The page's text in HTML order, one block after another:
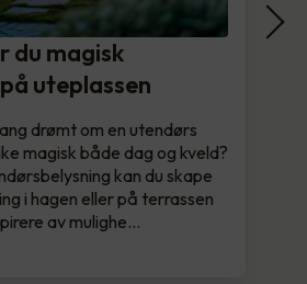
du magisk
uteplassen
drømt om en utendørs
magisk både dag og kveld?
kan du skape
i hagen eller på terrassen
av mulighe…